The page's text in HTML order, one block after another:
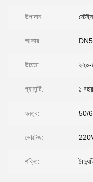
উপাদান:
আকার:
উচ্চতা: ২২০-
গ্যারান্টি: ১ বছর
ঘনত্ব: 50/
ভোল্টেজ:
শক্তি: